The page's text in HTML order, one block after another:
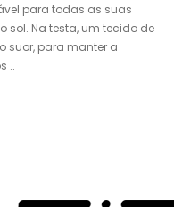
para todas as suas
sol. Na testa, um tecido de
suor, para manter a
..